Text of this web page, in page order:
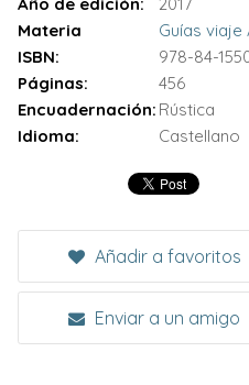
Materia
Guías viaje
ISBN:
978-84-
Páginas:
456
Encuadernación: Rústica
Idioma:
Castellano
Añadir a favoritos
Enviar a un amigo